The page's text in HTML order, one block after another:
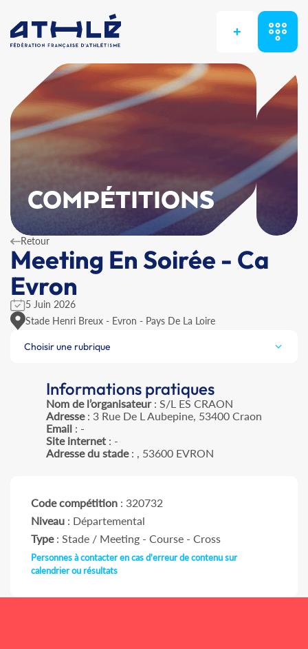
+
COMPÉTITIONS
Retour
Meeting En Soirée - Ca
Evron
5 Juin 2026
Stade Henri Breux - Evron - Pays De La Loire
Choisir une rubrique
Informations pratiques
Nom de l’organisateur: S/L ES CRAON
Adresse: 3 Rue De L Aubepine, 53400 Craon
Email : -
Site internet : -
Adresse du stade: , 53600 EVRON
Code compétition : 320732
Niveau : Départemental
Type: Stade / Meeting - Course - Cross
Personnes à contacter en cas d'erreur de contenu sur
calendrier ou résultats